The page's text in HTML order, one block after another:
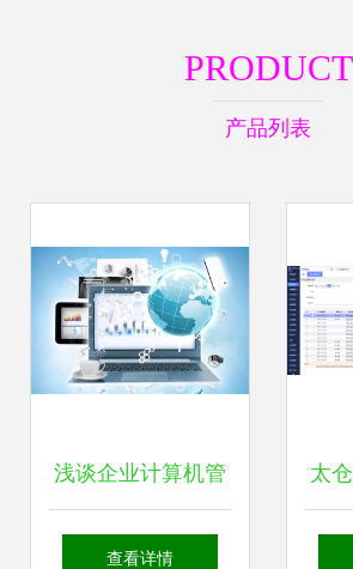
PRODUCT
产品列表
浅谈企业计算机管
理软件的开发与实
查看详情
太
与